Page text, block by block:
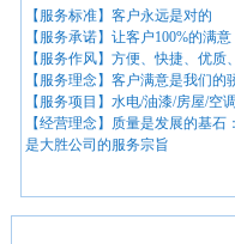
【服务标准】客户永远是对的
【服务承诺】让客户100%的满意
【服务作风】方便、快捷、优质
【服务理念】客户满意是我们的
【服务项目】水电/油漆/房屋/空调
【经营理念】质量是发展的基石
是大胜公司的服务宗旨